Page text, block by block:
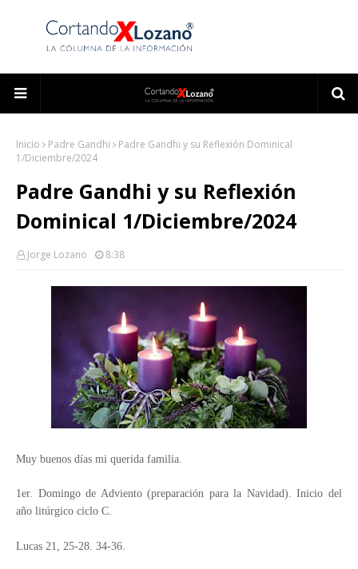
Inicio Padre Gandhi
Padre Gandhi y su Reflexión Dominical
1/Diciembre/2024
Padre Gandhi y su Reflexión
Dominical 1/Diciembre/2024
Jorge Lozano 8:38
Muy buenos días mi querida familia.
1er. Domingo de Adviento (preparación para la Navidad). Inicio del
año litúrgico ciclo C.
Lucas 21, 25-28. 34-36.